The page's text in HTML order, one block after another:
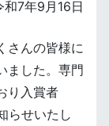
和7年9月16日
さんの皆様に
ました。専門
り入賞者
らせいたし